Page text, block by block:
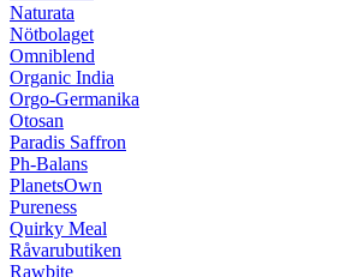
Naturata
Nötbolaget
Omniblend
Organic India
Orgo-Germanika
Otosan
Paradis Saffron
Ph-Balans
PlanetsOwn
Pureness
Quirky Meal
Råvarubutiken
Rawbite